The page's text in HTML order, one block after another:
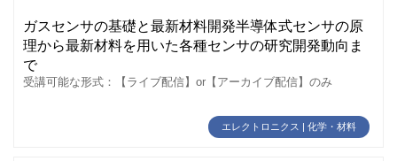
ガスセンサの基礎と最新材料開発半導体式センサの原
理から最新材料を用いた各種センサの研究開発動向ま
で
受講可能な形式：【ライブ配信】or【アーカイブ配信】のみ
エレクトロニクス | 化学・材料